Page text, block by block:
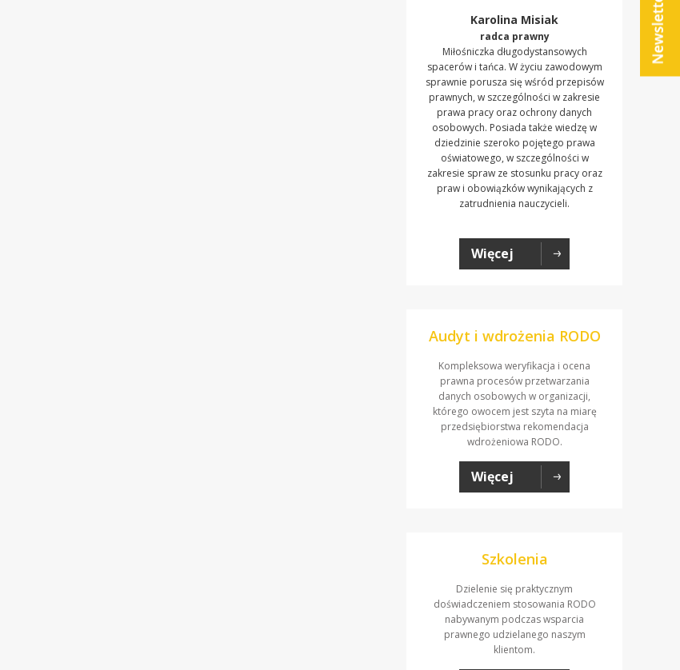
Karolina Misiak
radca prawny
Miłośniczka długodystansowych
spacerów i tańca. W życiu zawodowym
sprawnie porusza się wśród przepisów
prawnych, w szczególności w zakresie
prawa pracy oraz ochrony danych
osobowych. Posiada także wiedzę w
dziedzinie szeroko pojętego prawa
oświatowego, w szczególności w
zakresie spraw ze stosunku pracy oraz
praw i obowiązków wynikających z
zatrudnienia nauczycieli.
Więcej
Audyt i wdrożenia RODO
Kompleksowa weryfikacja i ocena
prawna procesów przetwarzania
danych osobowych w organizacji,
którego owocem jest szyta na miarę
przedsiębiorstwa rekomendacja
wdrożeniowa RODO.
Więcej
Szkolenia
Dzielenie się praktycznym
doświadczeniem stosowania RODO
nabywanym podczas wsparcia
prawnego udzielanego naszym
klientom.